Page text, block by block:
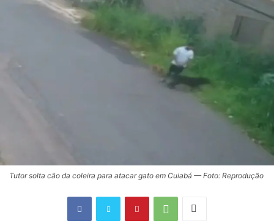
Tutor solta cão da coleira para atacar gato em Cuiabá — Foto: Reprodução